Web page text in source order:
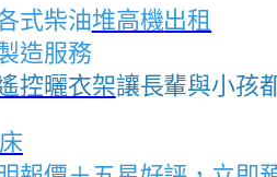
式柴油堆高機出租
造服務
控曬衣架讓長輩與小孩